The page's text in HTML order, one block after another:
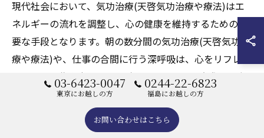
現代社会において、気功治療(天啓気功治療や療法)はエ
ネルギーの流れを調整し、心の健康を維持するための重
要な手段となります。朝の数分間の気功治療(天啓気功治
療や療法)や、仕事の合間に行う深呼吸は、心をリフレッ
シュさせ、集中力を高める助けになります。実際に、多
くの人が気功治療(天啓気功治療や療法)を取り入れるこ
とで、心の状態が改善されたという体験を報告していま
03-6423-0047
東京にお越しの方
0244-22-6823
福島にお越しの方
お問い合わせはこちら